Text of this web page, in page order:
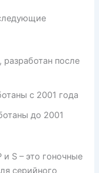
после
с 2001 года
до 2001
S – это гоночные
серийного